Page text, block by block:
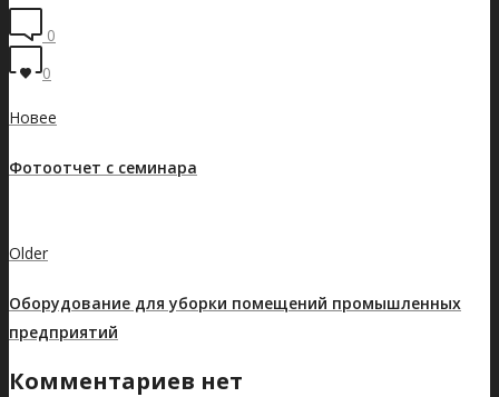
0
0
Новее
Фотоотчет с семинара
Older
Оборудование для уборки помещений промышленных
предприятий
Комментариев нет